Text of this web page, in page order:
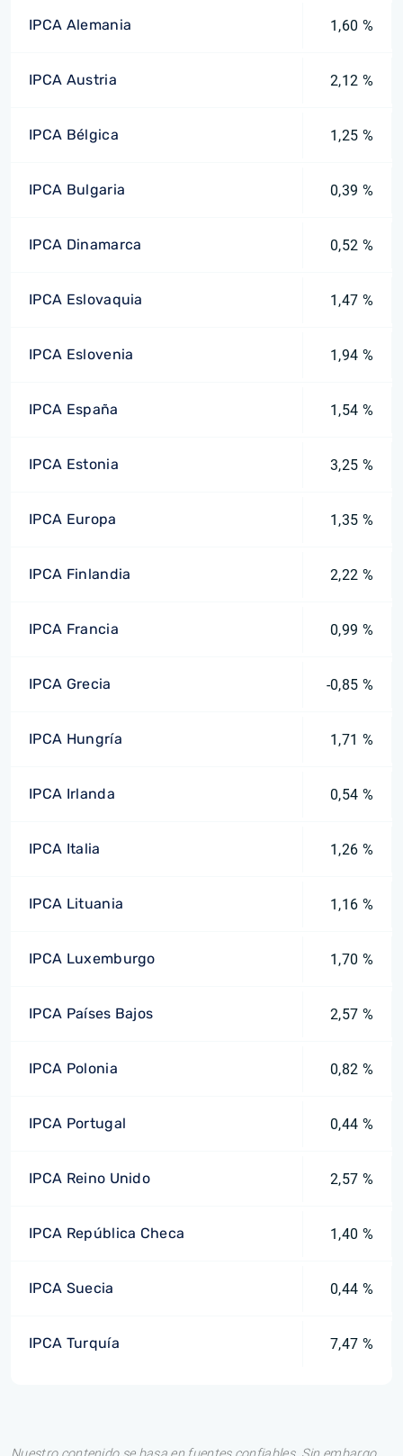
IPCA Alemania 1,60 %
IPCA Austria 2,12 %
IPCA Bélgica 1,25 %
IPCA Bulgaria 0,39 %
IPCA Dinamarca 0,52 %
IPCA Eslovaquia 1,47 %
IPCA Eslovenia 1,94 %
IPCA España 1,54 %
IPCA Estonia 3,25 %
IPCA Europa 1,35 %
IPCA Finlandia 2,22 %
IPCA Francia 0,99 %
IPCA Grecia -0,85 %
IPCA Hungría 1,71 %
IPCA Irlanda 0,54 %
IPCA Italia 1,26 %
IPCA Lituania 1,16 %
IPCA Luxemburgo 1,70 %
IPCA Países Bajos 2,57 %
IPCA Polonia 0,82 %
IPCA Portugal 0,44 %
IPCA Reino Unido 2,57 %
IPCA República Checa 1,40 %
IPCA Suecia 0,44 %
IPCA Turquía 7,47 %